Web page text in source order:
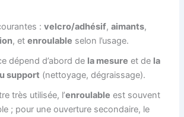
:velcro/adhésif,aimants,
, etenroulable selon l’usage.
dépend d’abord de la mesure et de la
support (nettoyage, dégraissage).
très utilisée, l’enroulable est souvent
; pour une ouverture secondaire, le